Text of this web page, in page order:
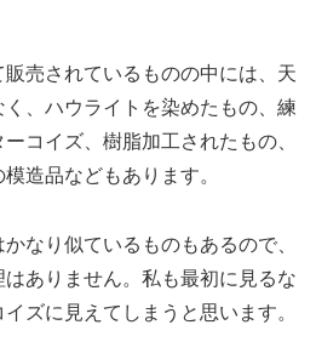
売されているものの中には、天
、ハウライトを染めたもの、練
コイズ、樹脂加工されたもの、
造品などもあります。
なり似ているものもあるので、
ありません。私も最初に見るな
ズに見えてしまうと思います。